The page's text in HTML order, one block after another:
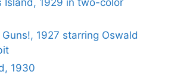
Island, 1929 in two-color
1927 starring Oswald
1930